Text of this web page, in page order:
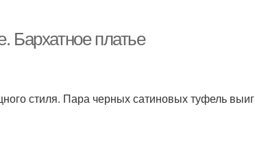
Бархатное платье
стиля. Пара черных сатиновых туфель